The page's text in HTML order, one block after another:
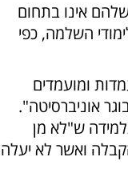
אינו בתחום
השלמה, כפי
ומועמדים
אוניברסיטה".
ש"לא מן
ואשר לא יעלה